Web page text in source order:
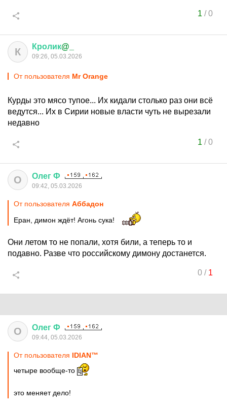
1 /0
К Кролик@_
09:26, 05.03.2026
От пользователя Мr Orange
Курды это мясо тупое... Их кидали столько раз они всё
ведутся... Их в Сирии новые власти чуть не вырезали
недавно
1 /0
О Олег Ф
09:42, 05.03.2026
От пользователя Аббадон
Еран, димон ждёт! Агонь сука!
Они летом то не попали, хотя били, а теперь то и
подавно. Разве что российскому димону достанется.
0/ 1
О Олег Ф
09:44, 05.03.2026
От пользователя IDIАN™
четыре вообще-то
это меняет дело!